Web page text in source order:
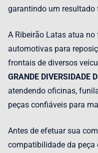
garantindo um
A Ribeirão Latas atua
automotivas para
frontais de diversos
GRANDE DIVERSIDADE
atendendo oficinas,
peças confiáveis para
Antes de efetuar sua
compatibilidade da peça